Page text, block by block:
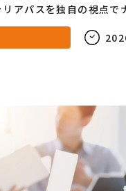
アパスを独自の視点で
ンジを誓う社会人まで